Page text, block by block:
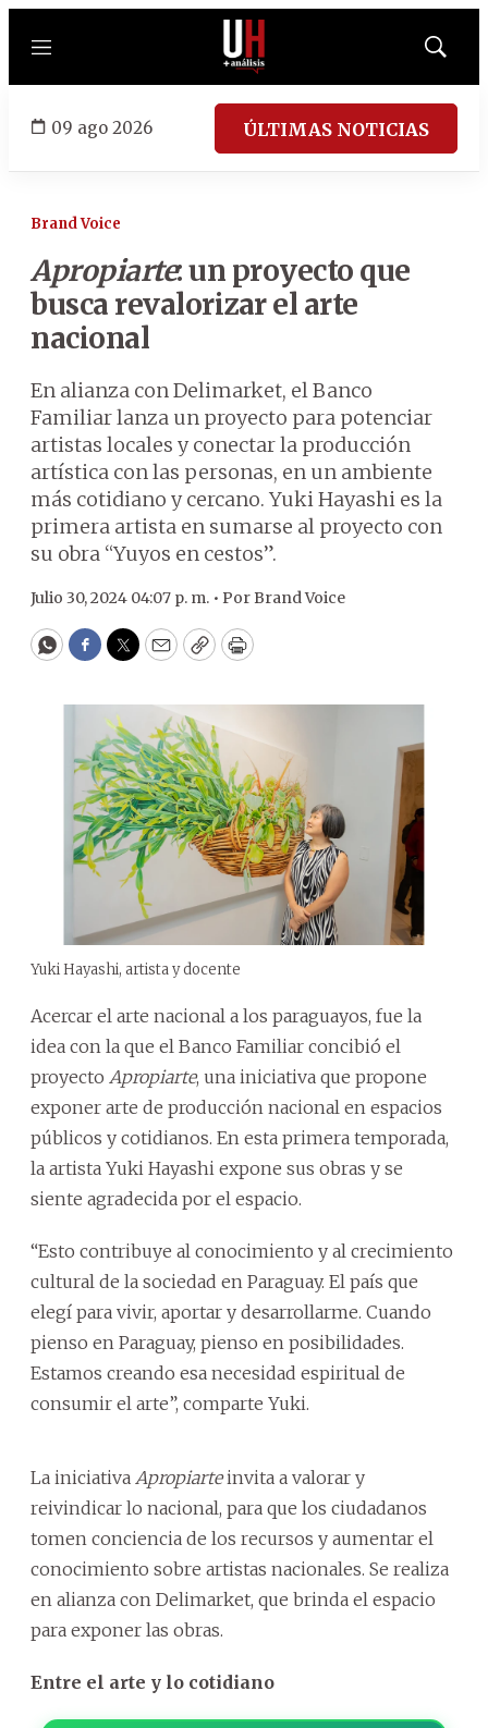
Menú
Mostrar
09 ago 2026 ÚLTIMAS NOTICIAS
Brand Voice
Apropiarte: un proyecto que
busca revalorizar el arte
nacional
En alianza con Delimarket, el Banco
Familiar lanza un proyecto para potenciar
artistas locales y conectar la producción
artística con las personas, en un ambiente
más cotidiano y cercano. Yuki Hayashi es la
primera artista en sumarse al proyecto con
su obra “Yuyos en cestos”.
Julio 30, 2024 04:07 p. m. • PorBrand Voice
WhatsApp
Facebook
Twitter
EmailCopyPrint
Yuki Hayashi, artista y docente
Acercar el arte nacional a los paraguayos, fue la
idea con la que el Banco Familiar concibió el
proyecto Apropiarte, una iniciativa que propone
exponer arte de producción nacional en espacios
públicos y cotidianos. En esta primera temporada,
la artista Yuki Hayashi expone sus obras y se
siente agradecida por el espacio.
“Esto contribuye al conocimiento y al crecimiento
cultural de la sociedad en Paraguay. El país que
elegí para vivir, aportar y desarrollarme. Cuando
pienso en Paraguay, pienso en posibilidades.
Estamos creando esa necesidad espiritual de
consumir el arte”, comparte Yuki.
La iniciativa Apropiarteinvita a valorar y
reivindicar lo nacional, para que los ciudadanos
tomen conciencia de los recursos y aumentar el
conocimiento sobre artistas nacionales. Se realiza
en alianza con Delimarket, que brinda el espacio
para exponer las obras.
Entre el arte y lo cotidiano